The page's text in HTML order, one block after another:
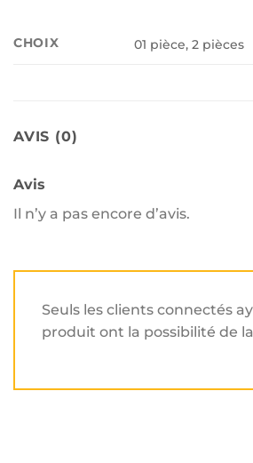
CHOIX 01 pièce, 2 pièces
AVIS (0)
Avis
Il n’y a pas encore d’avis.
Seuls les clients connectés
produit ont la possibilité de